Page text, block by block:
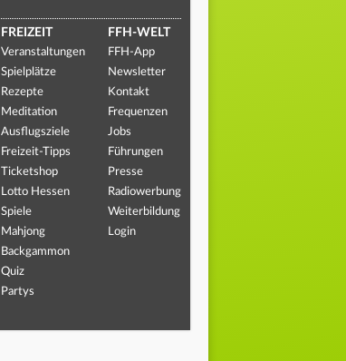
FREIZEIT
Veranstaltungen
Spielplätze
Rezepte
Meditation
Ausflugsziele
Freizeit-Tipps
Ticketshop
Lotto Hessen
Spiele
Mahjong
Backgammon
Quiz
Partys
FFH-WELT
FFH-App
Newsletter
Kontakt
Frequenzen
Jobs
Führungen
Presse
Radiowerbung
Weiterbildung
Login